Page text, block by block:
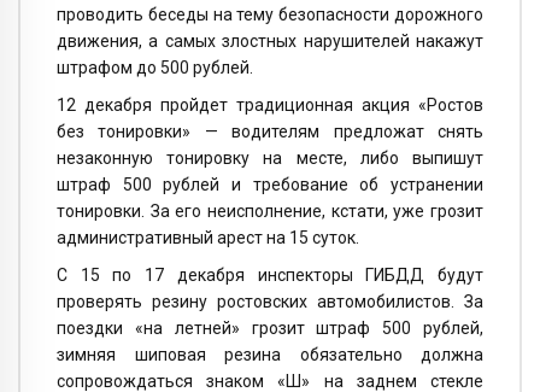
проводить беседы на тему безопасности дорожного
движения, а самых злостных нарушителей накажут
штрафом до 500 рублей.
12 декабря пройдет традиционная акция «Ростов
без тонировки» — водителям предложат снять
незаконную тонировку на месте, либо выпишут
штраф 500 рублей и требование об устранении
тонировки. За его неисполнение, кстати, уже грозит
административный арест на 15 суток.
С 15 по 17 декабря инспекторы ГИБДД будут
проверять резину ростовских автомобилистов. За
поездки «на летней» грозит штраф 500 рублей,
зимняя шиповая резина обязательно должна
сопровождаться знаком «Ш» на заднем стекле